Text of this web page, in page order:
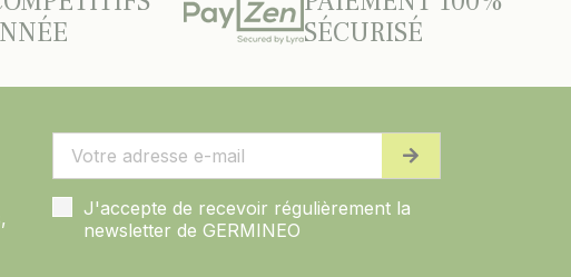
SÉCURISÉ
J'accepte de recevoir régulièrement la
newsletter de GERMINEO